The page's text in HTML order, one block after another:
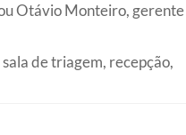
Otávio Monteiro,
de triagem, recepção,